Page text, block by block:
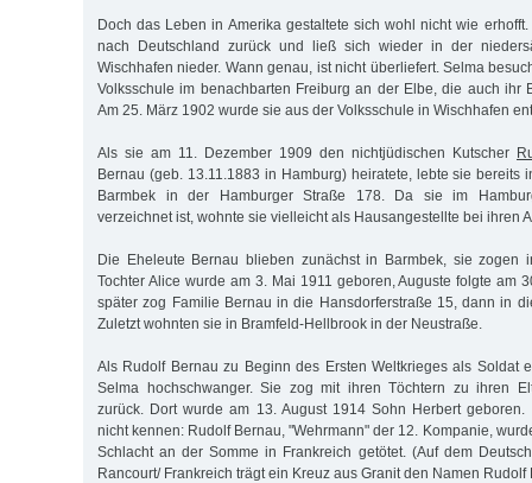
Doch das Leben in Amerika gestaltete sich wohl nicht wie
nach Deutschland zurück und ließ sich wieder in der
Wischhafen nieder. Wann genau, ist nicht überliefert. Selma
Volksschule im benachbarten Freiburg an der Elbe, die auch ihr
Am 25. März 1902 wurde sie aus der Volksschule in Wischhafen
Als sie am 11. Dezember 1909 den nichtjüdischen Kutscher
Bernau (geb. 13.11.1883 in Hamburg) heiratete, lebte sie bereits
Barmbek in der Hamburger Straße 178. Da sie im
verzeichnet ist, wohnte sie vielleicht als Hausangestellte bei ihren
Die Eheleute Bernau blieben zunächst in Barmbek, sie zogen
Tochter Alice wurde am 3. Mai 1911 geboren, Auguste folgte am
später zog Familie Bernau in die Hansdorferstraße 15, dann in
Zuletzt wohnten sie in Bramfeld-Hellbrook in der Neustraße.
Als Rudolf Bernau zu Beginn des Ersten Weltkrieges als Soldat
Selma hochschwanger. Sie zog mit ihren Töchtern zu ihren
zurück. Dort wurde am 13. August 1914 Sohn Herbert
nicht kennen: Rudolf Bernau, "Wehrmann" der 12. Kompanie,
Schlacht an der Somme in Frankreich getötet. (Auf dem
Rancourt/ Frankreich trägt ein Kreuz aus Granit den Namen Rudolf